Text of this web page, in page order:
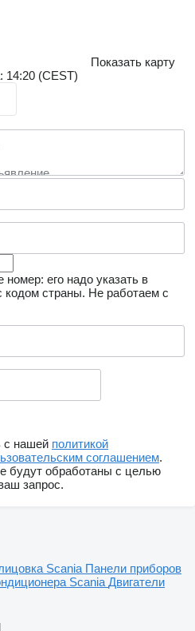
Показать карту
14:20 (CEST)
его надо указать в
страны. Не работаем с
с нашей политикой
соглашением.
будут обработаны с целью
запрос.
Scania Панели приборов
Scania Двигатели